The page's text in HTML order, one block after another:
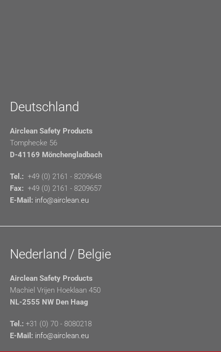
Deutschland
Airclean Safety Products
Tomphecke 56
D-41169 Mönchengladbach
Tel.: +49 (0) 2161 - 8209648
Fax: +49 (0) 2161 - 8209657
E-Mail: info@airclean.eu
Nederland / Belgie
Airclean Safety Products
Machiel Vrijen Hoeklaan 450
NL-2555 NW Den Haag
Tel.: +31 (0) 70 - 8080218
E-Mail: info@airclean.eu